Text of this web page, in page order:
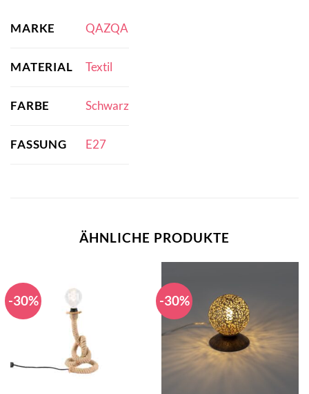
MARKE QAZQA
MATERIAL Textil
FARBE Schwarz
FASSUNG E27
ÄHNLICHE PRODUKTE
-30% -30%